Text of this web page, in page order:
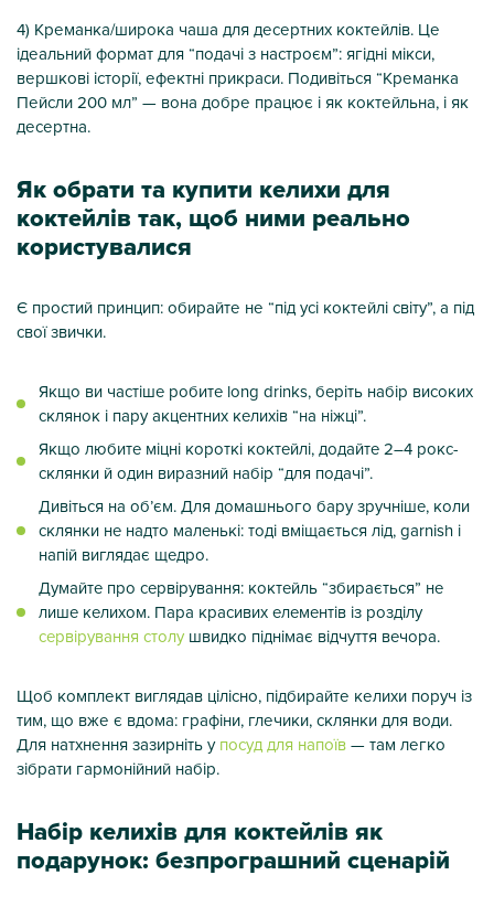
4) Креманка/широка чаша для десертних коктейлів. Це
ідеальний формат для “подачі з настроєм”: ягідні мікси,
вершкові історії, ефектні прикраси. Подивіться “Креманка
Пейсли 200 мл” — вона добре працює і як коктейльна, і як
десертна.
Як обрати та купити келихи для
коктейлів так, щоб ними реально
користувалися
Є простий принцип: обирайте не “під усі коктейлі світу”, а під
свої звички.
Якщо ви частіше робите long drinks, беріть набір високих
склянок і пару акцентних келихів “на ніжці”.
Якщо любите міцні короткі коктейлі, додайте 2–4 рокс-
склянки й один виразний набір “для подачі”.
Дивіться на об’єм. Для домашнього бару зручніше, коли
склянки не надто маленькі: тоді вміщається лід, garnish і
напій виглядає щедро.
Думайте про сервірування: коктейль “збирається” не
лише келихом. Пара красивих елементів із розділу
сервірування столу швидко піднімає відчуття вечора.
Щоб комплект виглядав цілісно, підбирайте келихи поруч із
тим, що вже є вдома: графіни, глечики, склянки для води.
Для натхнення зазирніть упосуд для напоїв— там легко
зібрати гармонійний набір.
Набір келихів для коктейлів як
подарунок: безпрограшний сценарій